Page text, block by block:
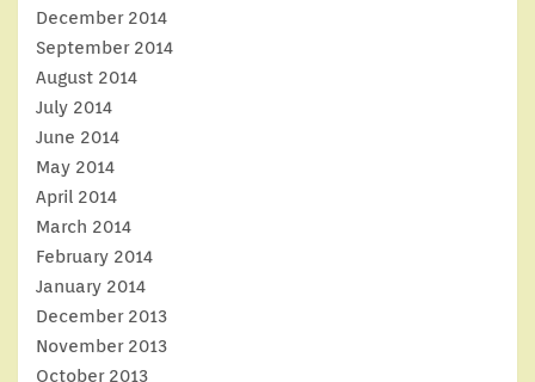
December 2014
September 2014
August 2014
July 2014
June 2014
May 2014
April 2014
March 2014
February 2014
January 2014
December 2013
November 2013
October 2013